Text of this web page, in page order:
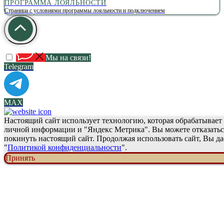
ПРОГРАММА ЛОЯЛЬНОСТИ
Страница с условиями программы лояльности и подключением
Мы на связи!
Telegram
МАХ
Настоящий сайт использует технологию, которая
личной информации и "Яндекс Метрика". Вы можете
покинуть настоящий сайт. Продолжая использовать сайт, Вы
"Политикой конфиденциальности".
Принять